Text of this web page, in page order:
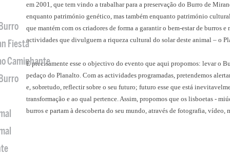
em 2001, que tem vindo a trabalhar para a preservação do Burro de
enquanto património genético, mas também enquanto património
que mantém com os criadores de forma a garantir o bem-estar de burros
actividades que divulguem a riqueza cultural do solar deste animal – o
É precisamente esse o objectivo do evento que aqui propomos: levar o
pedaço do Planalto. Com as actividades programadas, pretendemos
e, sobretudo, reflectir sobre o seu futuro; futuro esse que está
transformação e ao qual pertence. Assim, propomos que os lisboetas -
burros e partam à descoberta do seu mundo, através de fotografia, vídeo,
Fiesta
Caminhante